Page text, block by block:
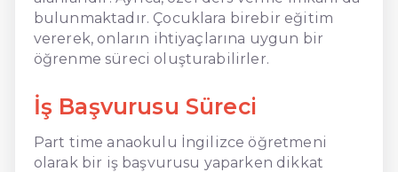
bulunmaktadır. Çocuklara birebir eğitim
vererek, onların ihtiyaçlarına uygun bir
öğrenme süreci oluşturabilirler.
İş Başvurusu Süreci
Part time anaokulu İngilizce öğretmeni
olarak bir iş başvurusu yaparken dikkat